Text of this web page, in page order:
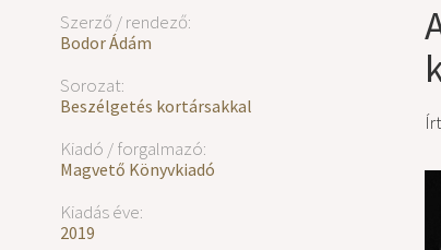
Szerző / rendező:
Bodor Ádám
Sorozat:
Beszélgetés kortársakkal
Kiadó / forgalmazó:
Magvető Könyvkiadó
Kiadás éve:
2019